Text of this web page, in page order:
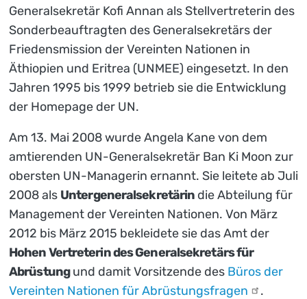
Generalsekretär Kofi Annan als Stellvertreterin des
Sonderbeauftragten des Generalsekretärs der
Friedensmission der Vereinten Nationen in
Äthiopien und Eritrea (UNMEE) eingesetzt. In den
Jahren 1995 bis 1999 betrieb sie die Entwicklung
der Homepage der UN.
Am 13. Mai 2008 wurde Angela Kane von dem
amtierenden UN-Generalsekretär Ban Ki Moon zur
obersten UN-Managerin ernannt. Sie leitete ab Juli
2008 als Untergeneralsekretärin die Abteilung für
Management der Vereinten Nationen. Von März
2012 bis März 2015 bekleidete sie das Amt der
Hohen Vertreterin des Generalsekretärs für
Abrüstungund damit Vorsitzende des Büros der
Vereinten Nationen fürAbrüstungsfragen .